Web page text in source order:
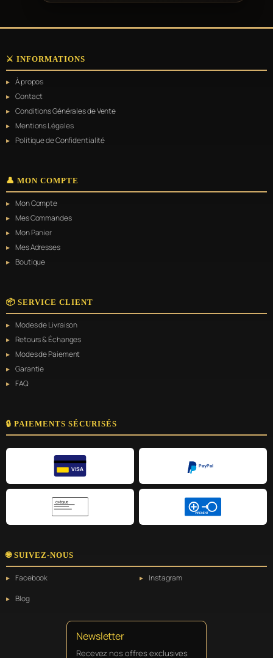
⚔️ INFORMATIONS
À propos
Contact
Conditions Générales de Vente
Mentions Légales
Politique de Confidentialité
👤 MON COMPTE
Mon Compte
Mes Commandes
Mon Panier
Mes Adresses
Boutique
📦 SERVICE CLIENT
Modes de Livraison
Retours & Échanges
Modes de Paiement
Garantie
FAQ
🔒 PAIEMENTS SÉCURISÉS
VISA
PayPal
CHÈQUE
VIREMENT
🌐 SUIVEZ-NOUS
Facebook
Instagram
Blog
Newsletter
Recevez nos offres exclusives